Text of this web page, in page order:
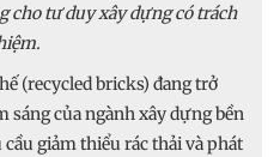
cho tư duy xây dựng có trách
(recycled bricks) đang trở
của ngành xây dựng bền
giảm thiểu rác thải và phát